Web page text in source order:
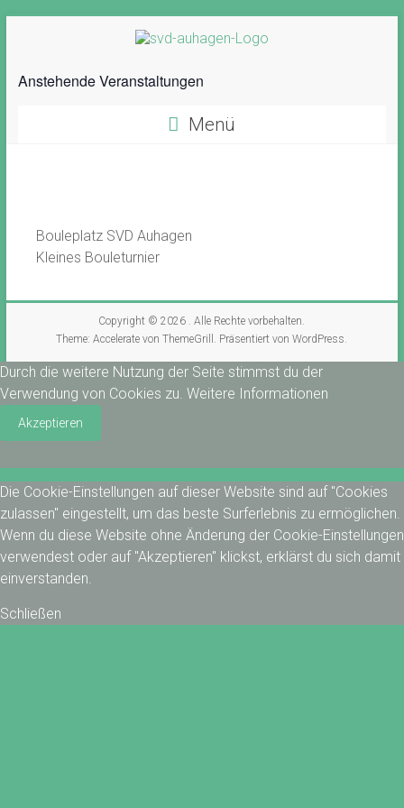
Anstehende Veranstaltungen
Menü
Bouleplatz SVD Auhagen
Kleines Bouleturnier
Copyright © 2026 . Alle Rechte vorbehalten.
Theme:Accelerate von ThemeGrill. Präsentiert vonWordPress.
Durch die weitere Nutzung der Seite stimmst du der
Verwendung von Cookies zu. Weitere Informationen
Akzeptieren
Die Cookie-Einstellungen auf dieser Website sind auf "Cookies
zulassen" eingestellt, um das beste Surferlebnis zu ermöglichen.
Wenn du diese Website ohne Änderung der Cookie-Einstellungen
verwendest oder auf "Akzeptieren" klickst, erklärst du sich damit
einverstanden.
Schließen